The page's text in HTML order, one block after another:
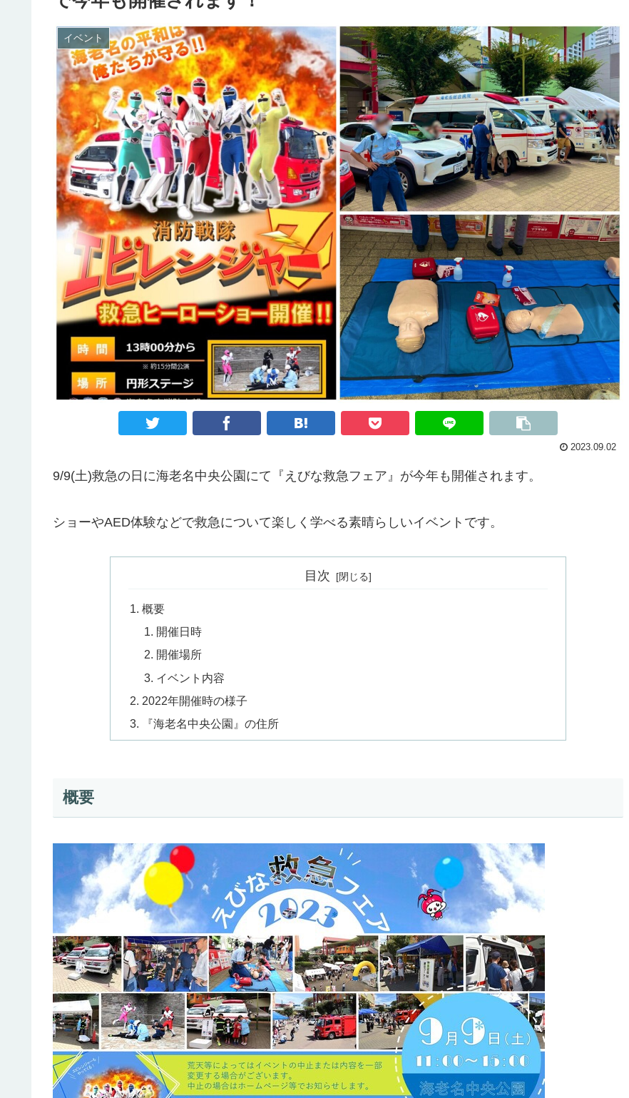
イベント
2023.09.02
9/9(土)救急の日に海老名中央公園にて『えびな救急フェア』が今年も開催されます。
ショーやAED体験などで救急について楽しく学べる素晴らしいイベントです。
目次
概要
開催日時
開催場所
イベント内容
2022年開催時の様子
『海老名中央公園』の住所
概要